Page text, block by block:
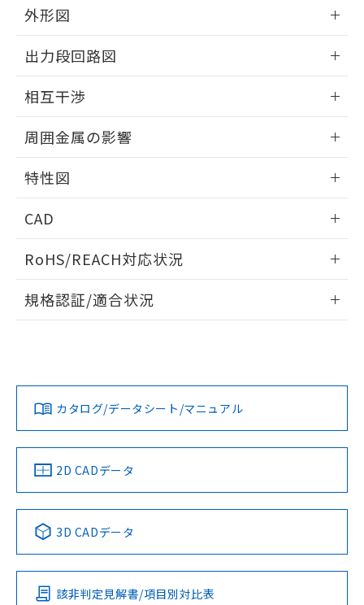
外形図
外形図
出力段回路図
出力段回路図
タイムチャート
相互干渉
相互干渉
A: 135mm以上、B: 110mm以上
周囲金属の影響
周囲金属の影響
L: 16mm以上、φd: 120mm以上、D: 16mm以上、m:
60mm以上、n: 120mm以上
金属埋め込み
鉄材
l: 0mm以上、φd: 30mm以上、D: 0mm以上、m: 60mm以
特性図
検出物体の大きさと材質による影響
CAD
ドすることができます。
ログイン/会員登録
ダウンロードデータをご利用いただく前に、以下を必ずお読
みください。
ソフトウェアの使用条件
RoHS/REACH対応状況
EU RoHS 注意事項・凡例
対応済み
中国 RoHS 注意事項・凡例
Pb Hg Cd Cr(VI)
O
規格認証/適合状況
LR型式承認
（イギリス
船舶規格）
DNV型式承認
（ノルウェー
BV型式承認
（フランス
KR型式
（韓国
No No No No
この製品の規格認証/適合状況ページへ
その他の認証はこちらのページからご検索ください
カタログ/データシート/マニュアル
2D CADデータ
3D CADデータ
該非判定見解書/項目別対比表
指します。
※本証明書は発行日時点で非含有を証明す
ものではありません。
また、RoHS指令のフタル酸エステル類４
物質の対応では、対応完了までの期間は出
荷製品に未対応品が混在することから備考
欄に対応日を記載しておりました。
既に当社にて対応品への在庫切替を完了
していることから、特段のことがない限
す。